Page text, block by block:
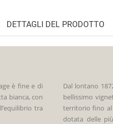
DETTAGLI DEL PRODOTTO
è fine e di
bianca, con
tra
Dal lontano
bellissimo
territorio fino al
dotata delle